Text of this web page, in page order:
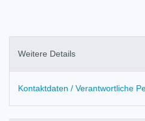
Weitere Details
Kontaktdaten / Verantwortliche